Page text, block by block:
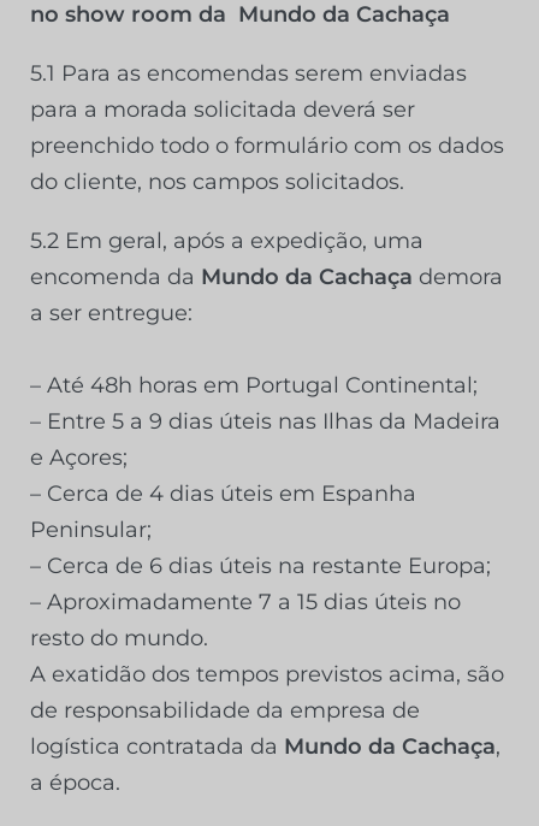
no show room da Mundo da Cachaça
5.1 Para as encomendas serem enviadas
para a morada solicitada deverá ser
preenchido todo o formulário com os dados
do cliente, nos campos solicitados.
5.2 Em geral, após a expedição, uma
encomenda da Mundo da Cachaça demora
a ser entregue:
– Até 48h horas em Portugal Continental;
– Entre 5 a 9 dias úteis nas Ilhas da Madeira
e Açores;
– Cerca de 4 dias úteis em Espanha
Peninsular;
– Cerca de 6 dias úteis na restante Europa;
– Aproximadamente 7 a 15 dias úteis no
resto do mundo.
A exatidão dos tempos previstos acima, são
de responsabilidade da empresa de
logística contratada da Mundo da Cachaça,
a época.